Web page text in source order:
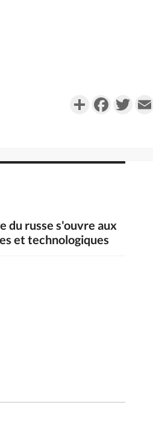
PartagerFacebook
du russe s'ouvre aux
et technologiques